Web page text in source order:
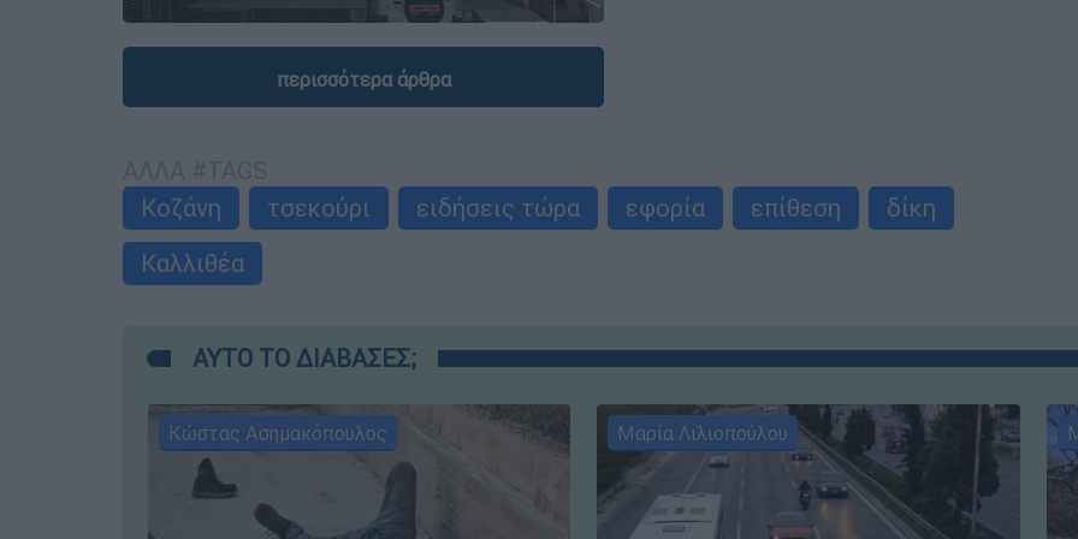
περισσότερα άρθρα
Κοζάνη
τσεκούρι ειδήσεις τώρα εφορία επίθεση
δίκη
Καλλιθέα
ΑΥΤΟ ΤΟ ΔΙΑΒΑΣΕΣ;
Κώστας Ασημακόπουλος Μαρία Λιλιοπούλου